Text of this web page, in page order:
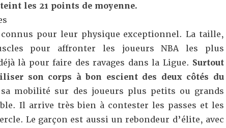
les 21 points de moyenne.
pour leur physique exceptionnel. La taille,
pour affronter les joueurs NBA les plus
là pour faire des ravages dans la Ligue. Surtout
son corps à bon escient des deux côtés du
sa mobilité sur des joueurs plus petits ou grands
Il arrive très bien à contester les passes et les
Le garçon est aussi un rebondeur d’élite, avec